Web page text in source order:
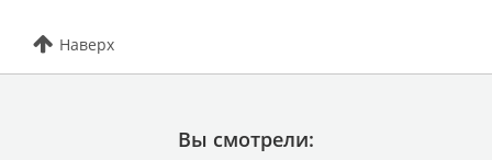
Наверх
Вы смотрели: